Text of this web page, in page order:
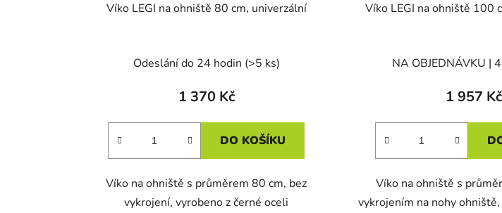
Víko LEGI na ohniště 80 cm, univerzální
Odeslání do 24 hodin (>5 ks)
1 370 Kč
DO KOŠÍKU
Víko na ohniště s průměrem 80 cm, bez
vykrojení, vyrobeno z černé oceli
Víko LEGI na ohniště 100
NA OBJEDNÁVKU |
1 957 Kč
Víko na ohniště s
vykrojením na nohy